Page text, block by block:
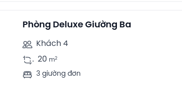
Phòng Deluxe Giường Ba
Khách 4
. 20 m2
3 giường đơn